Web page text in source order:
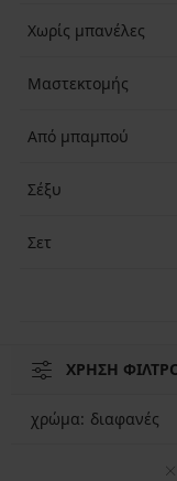
Χωρίς μπανέλες
Μαστεκτομής
Από μπαμπού
Σέξυ
Σετ
ΧΡΗΣΗ
χρώμα: διαφανές